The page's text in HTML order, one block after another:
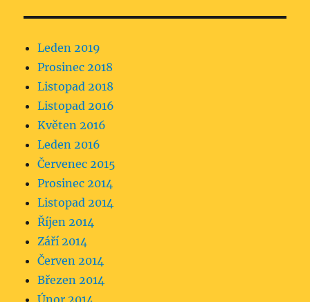
Leden 2019
Prosinec 2018
Listopad 2018
Listopad 2016
Květen 2016
Leden 2016
Červenec 2015
Prosinec 2014
Listopad 2014
Říjen 2014
Září 2014
Červen 2014
Březen 2014